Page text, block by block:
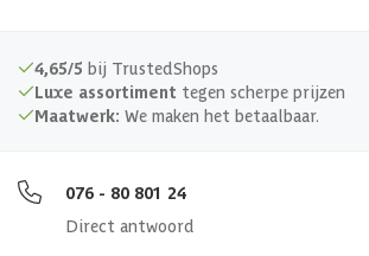
4,65/5 bij TrustedShops
Luxe assortiment tegen scherpe prijzen
Maatwerk: We maken het betaalbaar.
076 - 80 801 24
Direct antwoord